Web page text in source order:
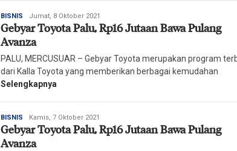
BISNIS Redaksi
Harian
Mercusuar
Jumat, 8 Oktober 2021
Gebyar Toyota Palu, Rp16 Jutaan Bawa Pulang
Avanza
PALU, MERCUSUAR – Gebyar Toyota merupakan program
dari Kalla Toyota yang memberikan berbagai kemudahan
Selengkapnya
BISNIS Redaksi
Harian
Mercusuar
Kamis, 7 Oktober 2021
Gebyar Toyota Palu, Rp16 Jutaan Bawa Pulang
Avanza